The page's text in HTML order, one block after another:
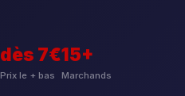
dès 7€
Prix le + bas
15+
Marchands